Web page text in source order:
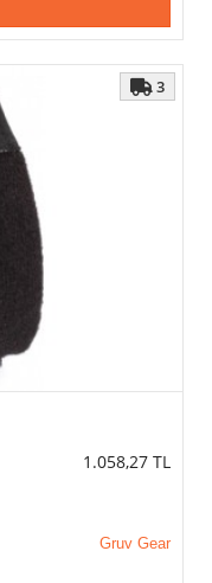
3
1.058,27 TL
Gruv Gear